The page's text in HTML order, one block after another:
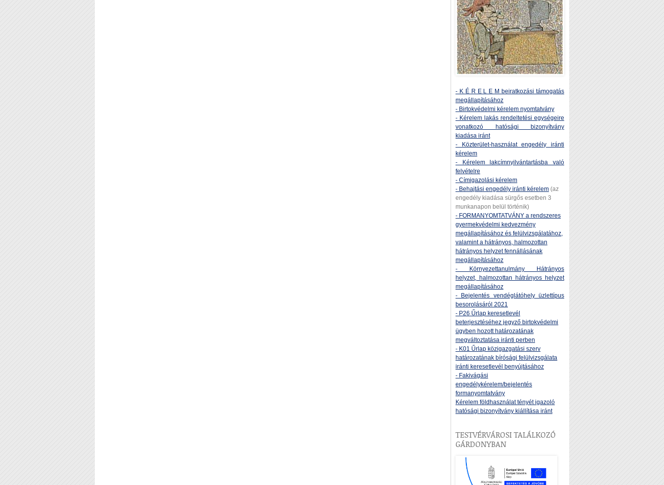
- K É R E L E M beiratkozási támogatás
megállapításához
- Birtokvédelmi kérelem nyomtatvány
- Kérelem lakás rendeltetési egységeire
vonatkozó hatósági bizonyítvány
kiadása iránt
- Közterület-használat engedély iránti
kérelem
- Kérelem lakcímnyilvántartásba való
felvételre
- Címigazolási kérelem
- Behajtási engedély iránti kérelem (az
engedély kiadása sürgős esetben 3
munkanapon belül történik)
- FORMANYOMTATVÁNY a rendszeres
gyermekvédelmi kedvezmény
megállapításához és felülvizsgálatához,
valamint a hátrányos, halmozottan
hátrányos helyzet fennállásának
megállapításához
- Környezettanulmány Hátrányos
helyzet, halmozottan hátrányos helyzet
megállapításához
- Bejelentés vendéglátóhely üzlettípus
besorolásáról 2021
- P26 Űrlap keresetlevél
beterjesztéséhez jegyző birtokvédelmi
ügyben hozott határozatának
megváltoztatása iránti perben
- K01 Űrlap közigazgatási szerv
határozatának bírósági felülvizsgálata
iránti keresetlevél benyújtásához
- Fakivágási
engedélykérelem/bejelentés
formanyomtatvány
Kérelem földhasználat tényét igazoló
hatósági bizonyítvány kiállítása iránt
TESTVÉRVÁROSI TALÁLKOZÓ
GÁRDONYBAN